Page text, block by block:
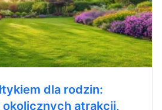
dla rodzin:
okolicznych atrakcji,